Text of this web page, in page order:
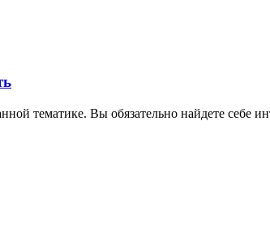
тематике. Вы обязательно найдете себе